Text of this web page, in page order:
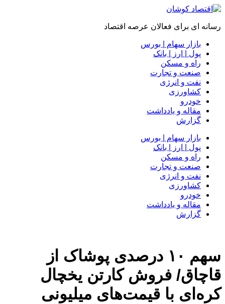
رسانه ای برای فعالان عرصه اقتصاد
بازار سهام | بورس
پول | ارز | بانک
راه و مسکن
صنعت و تجارت
نفت و انرژی
کشاورزی
خودرو
مقاله و یادداشت
گزارش
بازار سهام | بورس
پول | ارز | بانک
راه و مسکن
صنعت و تجارت
نفت و انرژی
کشاورزی
خودرو
مقاله و یادداشت
گزارش
سهم ۱۰ درصدی پوشاک از
قاچاق/ فروش کارتن یخچال
کره‌ای با قیمت‌های میلیونی